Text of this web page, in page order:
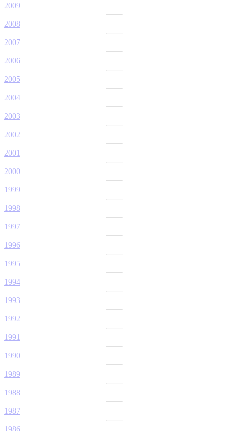
2009
2008
2007
2006
2005
2004
2003
2002
2001
2000
1999
1998
1997
1996
1995
1994
1993
1992
1991
1990
1989
1988
1987
1986